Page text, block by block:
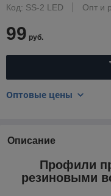
Код: SS-2 LED
Опт и
99 руб.
Оптовые цены
Описание
Профили
резиновыми